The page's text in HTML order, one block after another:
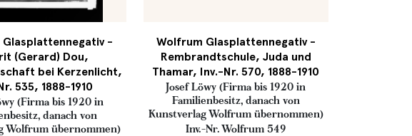
-
(Gerard) Dou,
bei Kerzenlicht,
535, 1888-1910
(Firma bis 1920 in
danach von
Wolfrum übernommen)
Wolfrum Glasplattennegativ -
Rembrandtschule, Juda und
Thamar, Inv.-Nr. 570, 1888-1910
Josef Löwy (Firma bis 1920 in
Familienbesitz, danach von
Kunstverlag Wolfrum übernommen)
Inv.-Nr. Wolfrum 549